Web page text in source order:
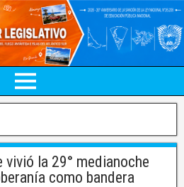
vivió la 29° medianoche
como bandera